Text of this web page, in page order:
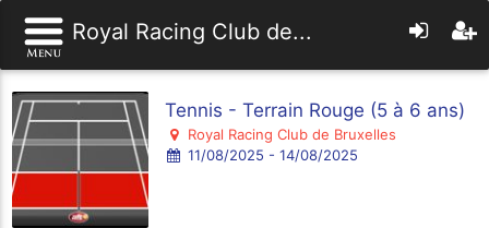
Royal Racing Club de...
Tennis - Terrain Rouge (5 à 6 ans)
Royal Racing Club de Bruxelles
11/08/2025 - 14/08/2025